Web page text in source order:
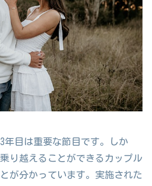
年目は重要な節目です。しか
り越えることができるカップル
が分かっています。実施された